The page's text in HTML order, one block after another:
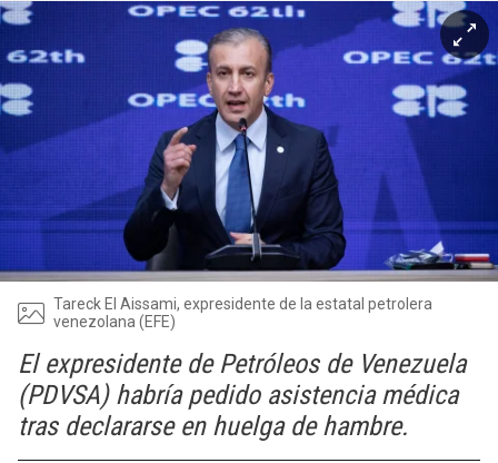
Tareck El Aissami, expresidente de la estatal petrolera
venezolana (EFE)
El expresidente de Petróleos de Venezuela
(PDVSA) habría pedido asistencia médica
tras declararse en huelga de hambre.